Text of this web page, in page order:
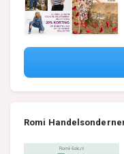
Romi